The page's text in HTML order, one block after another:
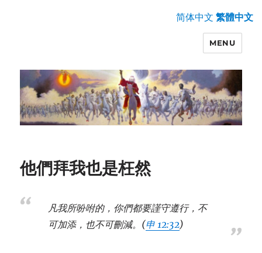
MENU
他們拜我也是枉然
凡我所吩咐的，你們都要謹守遵行，不
可加添，也不可刪減。(申 12:32)
简体中文 繁體中文